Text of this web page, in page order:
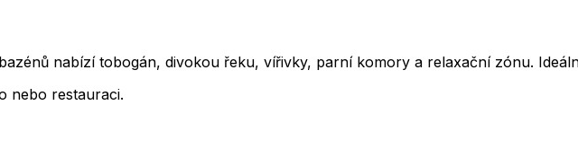
nabízí tobogán, divokou řeku, vířivky, parní komory a relaxační zónu.
nebo restauraci.